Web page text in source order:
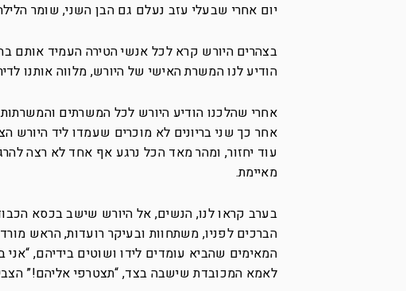
יום אחרי שבעלי עזב נעלם גם הבן השני, שומר
בצהרים היורש קרא לכל אנשי הטירה העמיד אותם
הודיע לנו המשרת האישי של היורש, מלווה אותנו
אחרי שהלכנו הודיע היורש לכל המשרתים
אחר כך שני בריונים לא מוכרים שעמדו ליד
עוד יחזור, ומהר מאד הכל נרגע אף אחד לא רצה
מאיימת.
בערב קראו לנו, הנשים, אל היורש שישב בכסא
הברכים לפניו, משתחוות ובעיקר רועדות, הראש
המאימים שהביא עומדים לידו ושוטים בידיהם,
לאמא המכובדת שישבה בצד, “תצטרפי אליהם!”